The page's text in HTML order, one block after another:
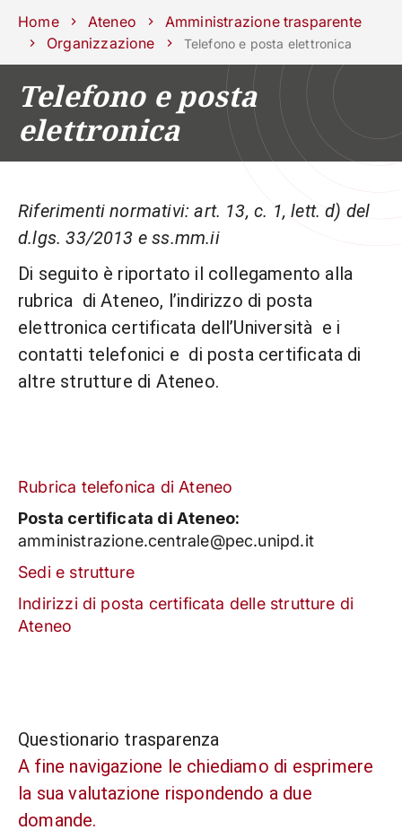
Scuole Dipartimenti CentriSostieni
Unipd
Area
stampa
Lavora con
CORSI STUDIARE
RICERCA CAMPUS
ATENEO
Servizi
Home Ateneo
Amministrazione trasparente
Organizzazione
Telefono e posta elettronica
Telefono e posta
elettronica
Riferimenti normativi: art. 13, c. 1, lett. d) del
d.lgs. 33/2013 e ss.mm.ii
Di seguito è riportato il collegamento alla
rubrica di Ateneo, l’indirizzo di posta
elettronica certificata dell’Università e i
contatti telefonici e di posta certificata di
altre strutture di Ateneo.
Rubrica telefonica di Ateneo
Posta certificata di Ateneo:
amministrazione.centrale@pec.unipd.it
Sedi e strutture
Indirizzi di posta certificata delle strutture di
Ateneo
Questionario trasparenza
A fine navigazione le chiediamo di esprimere
la sua valutazione rispondendo a due
domande.